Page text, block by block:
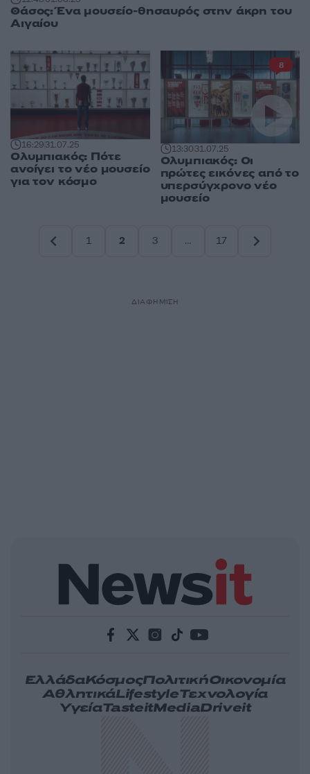
Θάσος: Ένα μουσείο-θησαυρός στην άκρη του
Αιγαίου
16:2931.07.25
Ολυμπιακός: Πότε
ανοίγει το νέο μουσείο
για τον κόσμο
13:3031.07.25
Ολυμπιακός: Οι
πρώτες εικόνες από το
υπερσύγχρονο νέο
μουσείο
8
1
2
3
…
17
ΔΙΑΦΗΜΙΣΗ
ΕλλάδαΚόσμοςΠολιτικήΟικονομία
ΑθλητικάLifestyleΤεχνολογία
ΥγείαTasteitMediaDriveit